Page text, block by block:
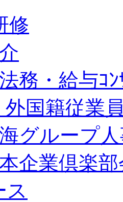
修
務・給与ｺﾝ
国籍従業
グループ
企業倶楽
ス